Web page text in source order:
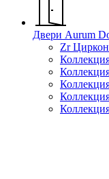
Двери Aurum
Zr